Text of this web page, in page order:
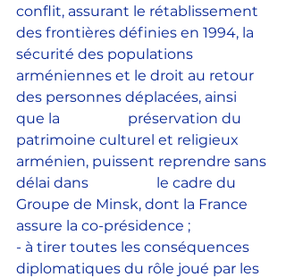
conflit, assurant le rétablissement
des frontières définies en 1994, la
sécurité des populations
arméniennes et le droit au retour
des personnes déplacées, ainsi
que la                   préservation du
patrimoine culturel et religieux
arménien, puissent reprendre sans
délai dans                   le cadre du
Groupe de Minsk, dont la France
assure la co-présidence ;
- à tirer toutes les conséquences
diplomatiques du rôle joué par les